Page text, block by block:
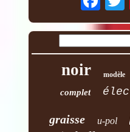
noir modèle
complet
graisse u-pol